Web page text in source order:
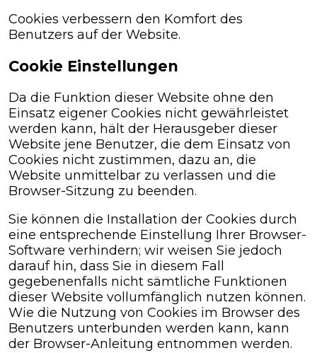
Cookies verbessern den Komfort des
Benutzers auf der Website.
Cookie Einstellungen
Da die Funktion dieser Website ohne den
Einsatz eigener Cookies nicht gewährleistet
werden kann, hält der Herausgeber dieser
Website jene Benutzer, die dem Einsatz von
Cookies nicht zustimmen, dazu an, die
Website unmittelbar zu verlassen und die
Browser-Sitzung zu beenden.
Sie können die Installation der Cookies durch
eine entsprechende Einstellung Ihrer Browser-
Software verhindern; wir weisen Sie jedoch
darauf hin, dass Sie in diesem Fall
gegebenenfalls nicht sämtliche Funktionen
dieser Website vollumfänglich nutzen können.
Wie die Nutzung von Cookies im Browser des
Benutzers unterbunden werden kann, kann
der Browser-Anleitung entnommen werden.